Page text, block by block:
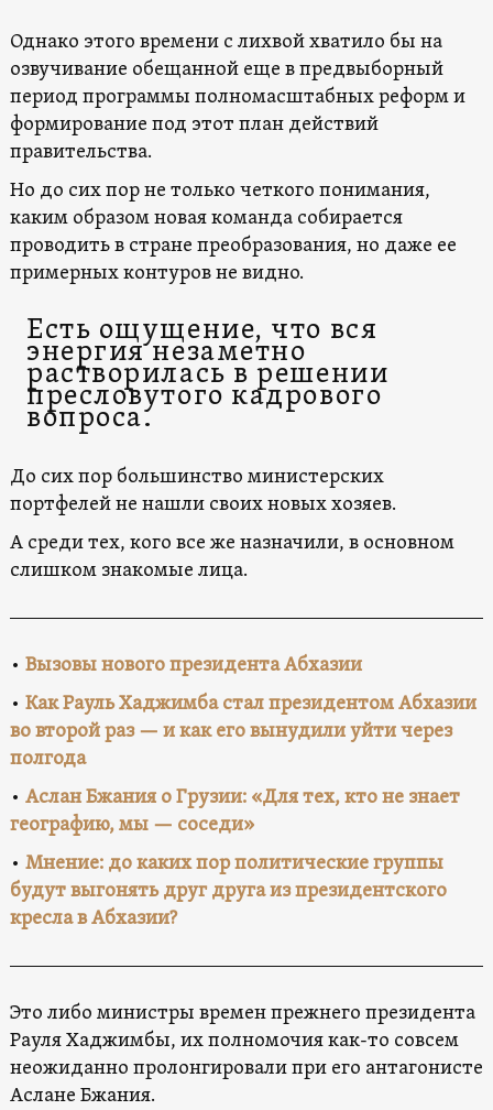
Однако этого времени с лихвой хватило бы на
озвучивание обещанной еще в предвыборный
период программы полномасштабных реформ и
формирование под этот план действий
правительства.
Но до сих пор не только четкого понимания,
каким образом новая команда собирается
проводить в стране преобразования, но даже ее
примерных контуров не видно.
Есть ощущение, что вся
энергия незаметно
растворилась в решении
пресловутого кадрового
вопроса.
До сих пор большинство министерских
портфелей не нашли своих новых хозяев.
А среди тех, кого все же назначили, в основном
слишком знакомые лица.
• Вызовы нового президента Абхазии
• Как Рауль Хаджимба стал президентом Абхазии
во второй раз — и как его вынудили уйти через
полгода
• Аслан Бжания о Грузии: «Для тех, кто не знает
географию, мы — соседи»
• Мнение: до каких пор политические группы
будут выгонять друг друга из президентского
кресла в Абхазии?
Это либо министры времен прежнего президента
Рауля Хаджимбы, их полномочия как-то совсем
неожиданно пролонгировали при его антагонисте
Аслане Бжания.